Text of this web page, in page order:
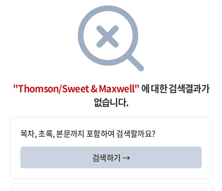
"Thomson/Sweet & Maxwell"에 대한 검색결과가
없습니다.
목차, 초록, 본문까지 포함하여 검색할까요?
검색하기 →